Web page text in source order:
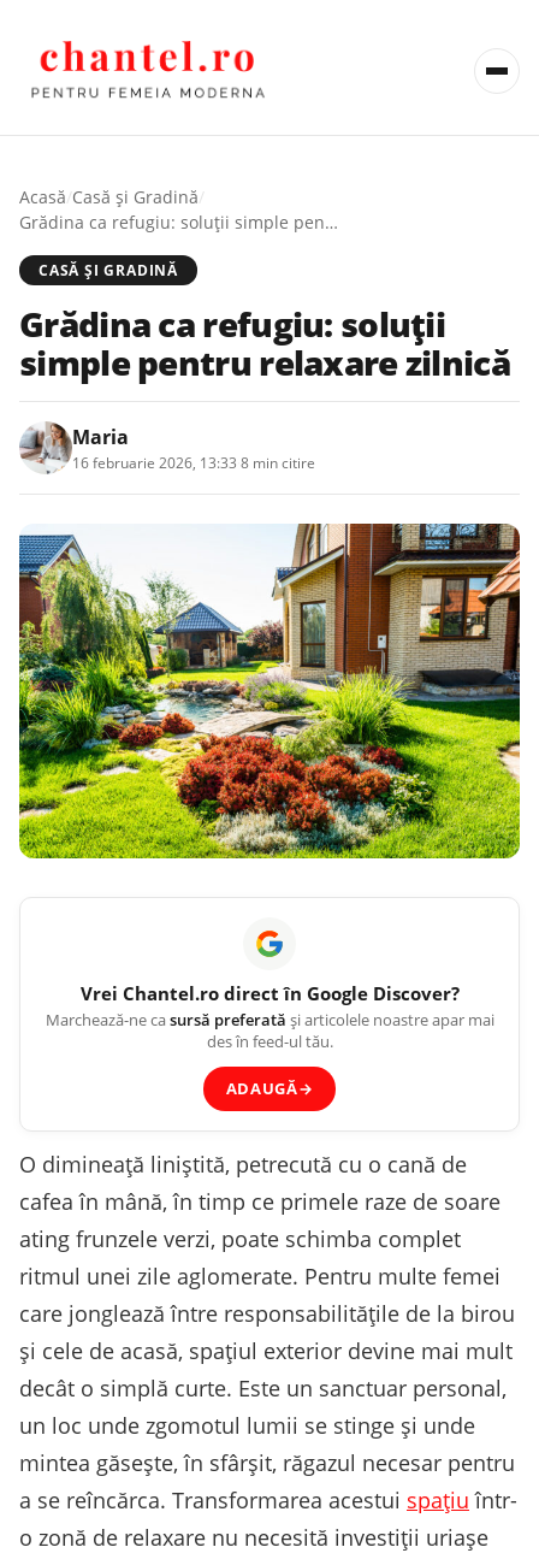
Acasă/Casă şi Gradină/
Grădina ca refugiu: soluții simple pentru relaxare zilnică
CASĂ ŞI GRADINĂ
Grădina ca refugiu: soluții
simple pentru relaxare zilnică
Maria
16 februarie 2026, 13:33 8 min citire
Vrei Chantel.rodirect în Google Discover?
Marchează-ne casursă preferată și articolele noastre apar mai
des în feed-ul tău.
ADAUGĂ→
O dimineață liniștită, petrecută cu o cană de
cafea în mână, în timp ce primele raze de soare
ating frunzele verzi, poate schimba complet
ritmul unei zile aglomerate. Pentru multe femei
care jonglează între responsabilitățile de la birou
și cele de acasă, spațiul exterior devine mai mult
decât o simplă curte. Este un sanctuar personal,
un loc unde zgomotul lumii se stinge și unde
mintea găsește, în sfârșit, răgazul necesar pentru
a se reîncărca. Transformarea acestui spațiu într-
o zonă de relaxare nu necesită investiții uriașe